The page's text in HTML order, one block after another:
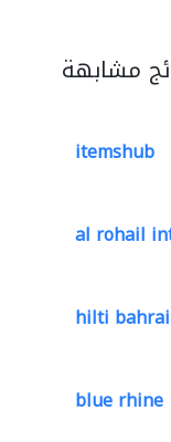
مشابهة
itemshub
al rohail
hilti
blue rhine